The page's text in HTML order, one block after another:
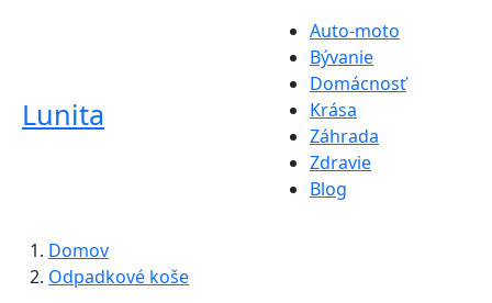
Lunita
Auto-moto
Bývanie
Domácnosť
Krása
Záhrada
Zdravie
Blog
Domov
Odpadkové koše